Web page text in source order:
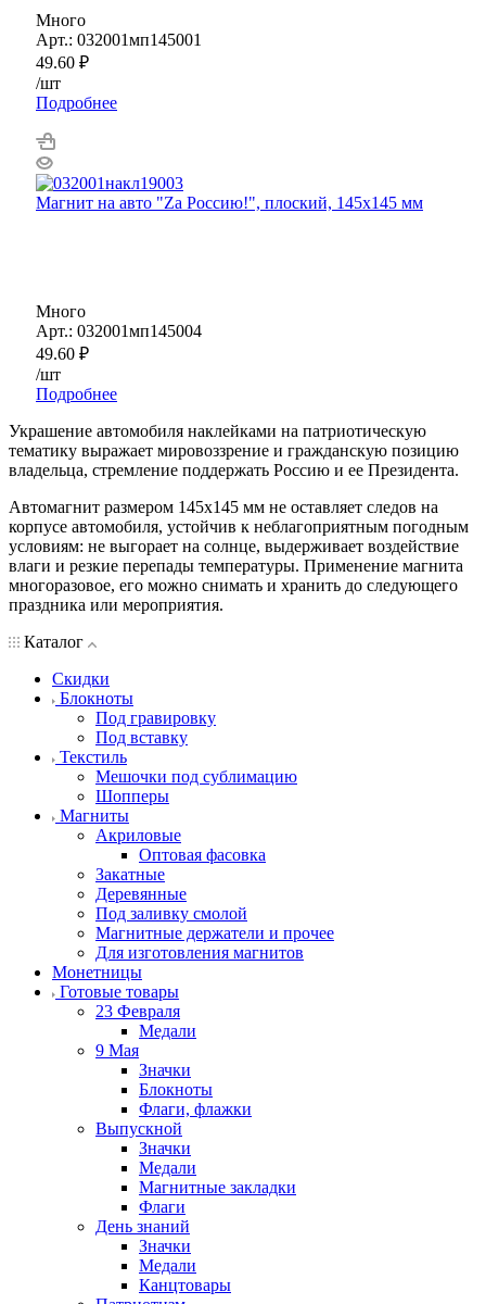
Много
Арт.: 032001мп145001
49.60 ₽
/шт
Подробнее
Магнит на авто "Zа Россию!", плоский, 145х145 мм
Много
Арт.: 032001мп145004
49.60 ₽
/шт
Подробнее
Украшение автомобиля наклейками на патриотическую
тематику выражает мировоззрение и гражданскую позицию
владельца, стремление поддержать Россию и ее Президента.
Автомагнит размером 145х145 мм не оставляет следов на
корпусе автомобиля, устойчив к неблагоприятным погодным
условиям: не выгорает на солнце, выдерживает воздействие
влаги и резкие перепады температуры. Применение магнита
многоразовое, его можно снимать и хранить до следующего
праздника или мероприятия.
Каталог
Скидки
Блокноты
Под гравировку
Под вставку
Текстиль
Мешочки под сублимацию
Шопперы
Магниты
Акриловые
Оптовая фасовка
Закатные
Деревянные
Под заливку смолой
Магнитные держатели и прочее
Для изготовления магнитов
Монетницы
Готовые товары
23 Февраля
Медали
9 Мая
Значки
Блокноты
Флаги, флажки
Выпускной
Значки
Медали
Магнитные закладки
Флаги
День знаний
Значки
Медали
Канцтовары